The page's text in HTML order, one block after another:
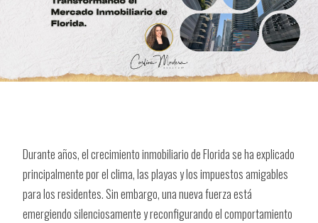
Durante años, el crecimiento inmobiliario de Florida se ha explicado
principalmente por el clima, las playas y los impuestos amigables
para los residentes. Sin embargo, una nueva fuerza está
emergiendo silenciosamente y reconfigurando el comportamiento